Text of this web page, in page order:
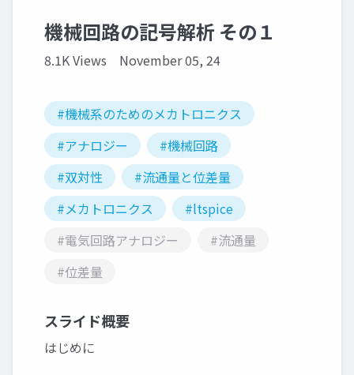
機械回路の記号解析 その１
8.1K Views November 05, 24
#機械系のためのメカトロニクス
#アナロジー
#機械回路
#双対性
#流通量と位差量
#メカトロニクス
#ltspice
#電気回路アナロジー
#流通量
#位差量
スライド概要
はじめに